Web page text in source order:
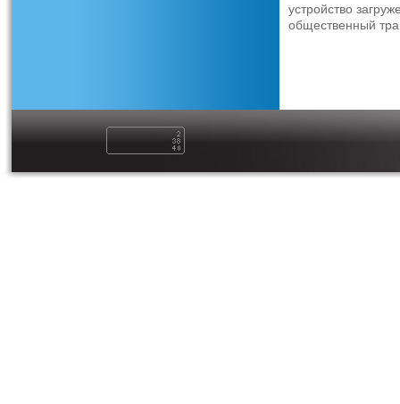
устройство
общественный